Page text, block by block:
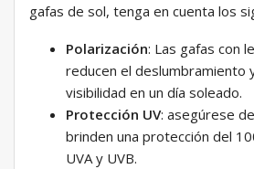
gafas de sol, tenga en cuenta los
Polarización: Las gafas con
reducen el deslumbramiento
visibilidad en un día soleado.
Protección UV: asegúrese
brinden una protección del
UVA y UVB.